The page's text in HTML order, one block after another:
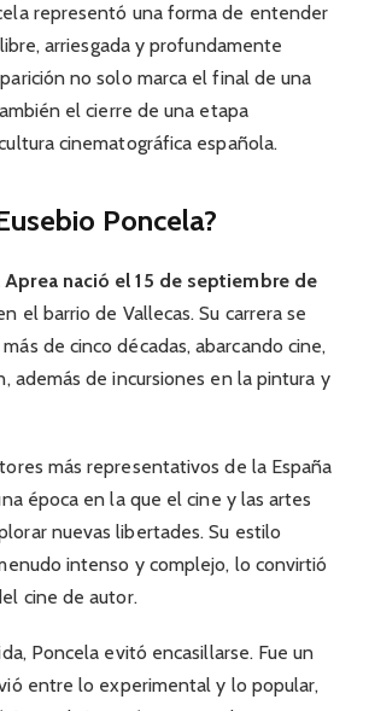
representó una forma de entender
arriesgada y profundamente
no solo marca el final de una
el cierre de una etapa
cinematográfica española.
Poncela?
nació el 15 de septiembre de
el barrio de Vallecas. Su carrera se
de cinco décadas, abarcando cine,
además de incursiones en la pintura y
más representativos de la España
época en la que el cine y las artes
nuevas libertades. Su estilo
intenso y complejo, lo convirtió
cine de autor.
Poncela evitó encasillarse. Fue un
entre lo experimental y lo popular,